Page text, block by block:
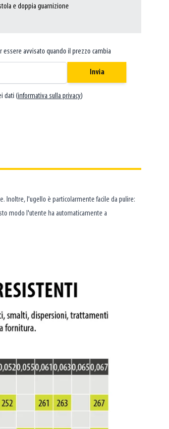
e doppia guarnizione
essere avvisato quando il prezzo cambia
Invia
dati (informativa sulla privacy)
Inoltre, l'ugello è particolarmente facile da pulire:
modo l'utente ha automaticamente a